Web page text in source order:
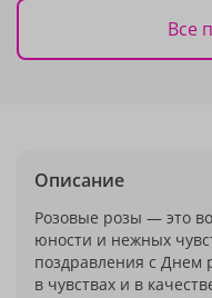
Все
Описание
Розовые розы — это
юности и нежных
поздравления с Днем
в чувствах и в